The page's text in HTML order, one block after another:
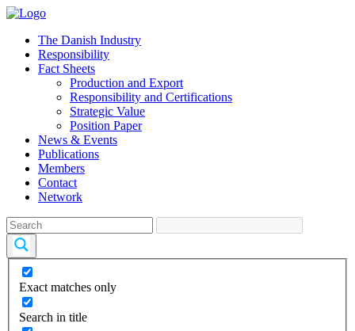
The Danish Industry
Responsibility
Fact Sheets
Production and Export
Responsibility and Certifications
Strategic Value
Position Paper
News & Events
Publications
Members
Contact
Network
Exact matches only
Search in title